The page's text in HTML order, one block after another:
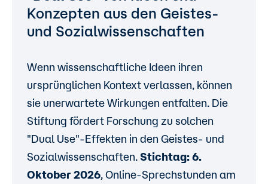
Konzepten aus den Geistes-
und Sozialwissenschaften
Wenn wissenschaftliche Ideen ihren
ursprünglichen Kontext verlassen, können
sie unerwartete Wirkungen entfalten. Die
Stiftung fördert Forschung zu solchen
"Dual Use"-Effekten in den Geistes- und
Sozialwissenschaften. Stichtag: 6.
Oktober 2026, Online-Sprechstunden am